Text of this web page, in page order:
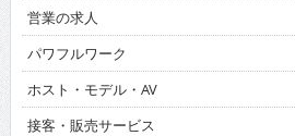
営業の求人
パワフルワーク
ホスト・モデル・AV
接客・販売サービス